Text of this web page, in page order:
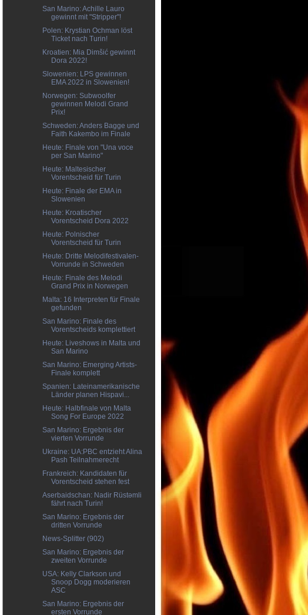
San Marino: Achille Lauro
gewinnt mit "Stripper"!
Polen: Krystian Ochman löst
Ticket nach Turin!
Kroatien: Mia Dimšić gewinnt
Dora 2022!
Slowenien: LPS gewinnen
EMA 2022 in Slowenien!
Norwegen: Subwoolfer
gewinnen Melodi Grand
Prix!
Schweden: Anders Bagge und
Faith Kakembo im Finale
Heute: Finale von "Una voce
per San Marino"
Heute: Maltesischer
Vorentscheid für Turin
Heute: Finale der EMA in
Slowenien
Heute: Kroatischer
Vorentscheid Dora 2022
Heute: Polnischer
Vorentscheid für Turin
Heute: Dritte Melodifestivalen-
Vorrunde in Schweden
Heute: Finale des Melodi
Grand Prix in Norwegen
Malta: 16 Interpreten für Finale
gefunden
San Marino: Finale des
Vorentscheids komplettiert
Heute: Liveshows in Malta und
San Marino
San Marino: Emerging Artists-
Finale komplett
Spanien: Lateinamerikanische
Länder planen Hispavi...
Heute: Halbfinale von Malta
Song For Europe 2022
San Marino: Ergebnis der
vierten Vorrunde
Ukraine: UA:PBC entzieht Alina
Pash Teilnahmerecht
Frankreich: Kandidaten für
Vorentscheid stehen fest
Aserbaidschan: Nadir Rüstəmli
fährt nach Turin!
San Marino: Ergebnis der
dritten Vorrunde
News-Splitter (902)
San Marino: Ergebnis der
zweiten Vorrunde
USA: Kelly Clarkson und
Snoop Dogg moderieren
ASC
San Marino: Ergebnis der
ersten Vorrunde